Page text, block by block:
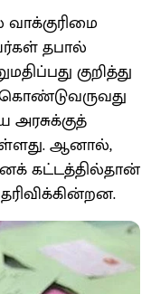
தபால்
குறித்து
கொண்டுவருவது
ஆனால்,
கட்டத்தில்தான்